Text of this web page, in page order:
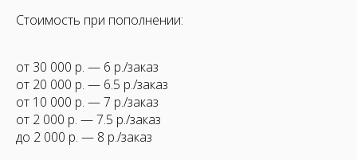
Стоимость при пополнении:
от 30 000 р. — 6 р./заказ
от 20 000 р. — 6.5 р./заказ
от 10 000 р. — 7 р./заказ
от 2 000 р. — 7.5 р./заказ
до 2 000 р. — 8 р./заказ